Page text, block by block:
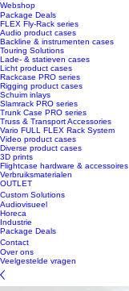
Webshop
Package Deals
FLEX Fly-Rack series
Audio product cases
Backline & instrumenten cases
Touring Solutions
Lade- & statieven cases
Licht product cases
Rackcase PRO series
Rigging product cases
Schuim inlays
Slamrack PRO series
Trunk Case PRO series
Truss & Transport Accessories
Vario FULL FLEX Rack System
Video product cases
Diverse product cases
3D prints
Flightcase hardware & accessoires
Verbruiksmaterialen
OUTLET
Custom Solutions
Audiovisueel
Horeca
Industrie
Package Deals
Contact
Over ons
Veelgestelde vragen